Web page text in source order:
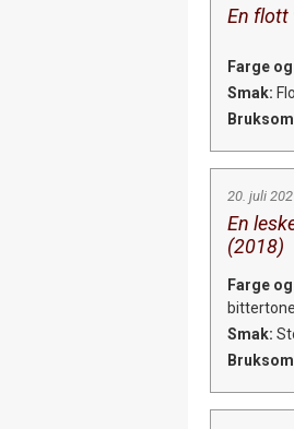
En flott
Farge
Smak:
20. juli
En
(2018)
Farge
Smak: